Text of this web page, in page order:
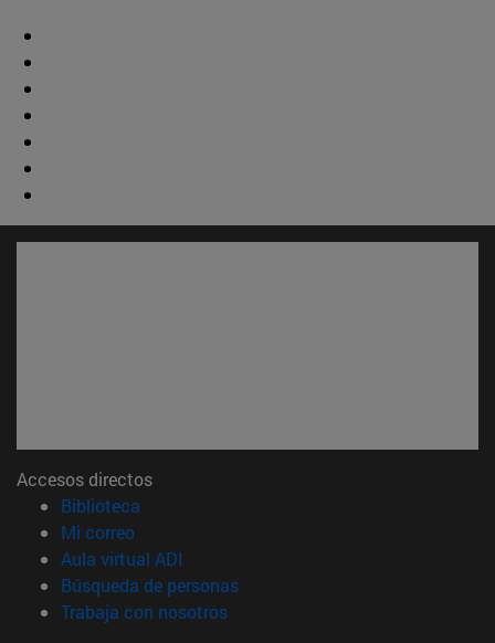
Accesos directos
Biblioteca
Mi correo(abre en nueva ventana)
Aula virtual ADI
Búsqueda de personas(abre en nueva ventana)
Trabaja con nosotros(abre en nueva ventana)